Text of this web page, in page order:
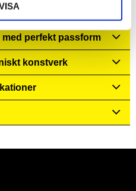
och ljudstyrt neonljus
perfekt passform
konstverk